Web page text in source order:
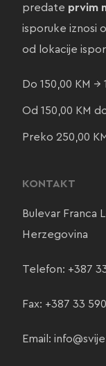
predate prvim
isporuke iznosi
od lokacije
Do 150,00 KM →
Od 150,00 KM
Preko 250,00
KONTAKT
Bulevar Franca
Herzegovina
Telefon: +387
Fax: +387 33
Email: